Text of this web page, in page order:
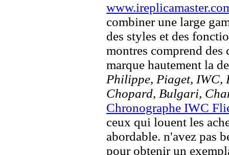
combiner une large
des styles et des
montres comprend des
marque hautement la
Philippe, Piaget, IWC,
Chopard, Bulgari,
Chronographe IWC
ceux qui louent les
abordable. n'avez pas
pour obtenir un